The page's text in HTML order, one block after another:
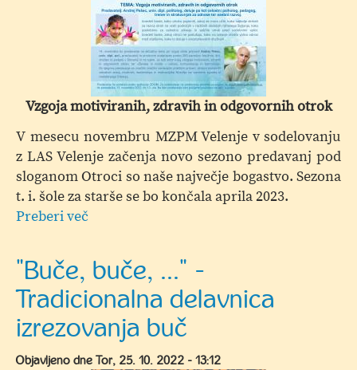
starše
Vzgoja motiviranih, zdravih in odgovornih otrok
V mesecu novembru MZPM Velenje v sodelovanju
z LAS Velenje začenja novo sezono predavanj pod
sloganom Otroci so naše največje bogastvo. Sezona
t. i. šole za starše se bo končala aprila 2023.
Preberi več
za
starše
"Buče, buče, ..." -
Tradicionalna delavnica
izrezovanja buč
Objavljeno dne Tor, 25. 10. 2022 - 13:12